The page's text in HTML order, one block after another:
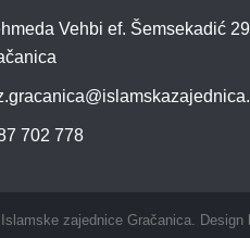
Vehbi ef. Šemsekadić
702 778
zajednice Gračanica. Design